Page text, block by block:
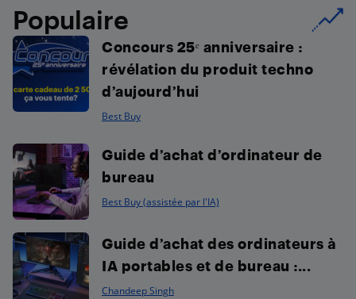
Populaire
Concours 25ᵉ anniversaire :
révélation du produit techno
d’aujourd’hui
Best Buy
Guide d’achat d’ordinateur de
bureau
Best Buy (assistée par l'IA)
Guide d’achat des ordinateurs à
IA portables et de bureau :...
Chandeep Singh